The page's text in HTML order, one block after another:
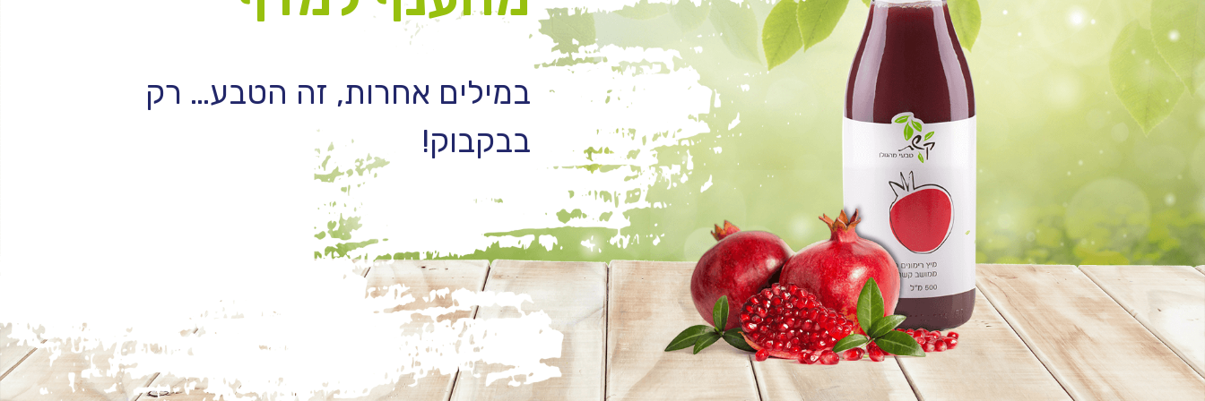
במילים אחרות, זה הטבע… רק
בבקבוק!